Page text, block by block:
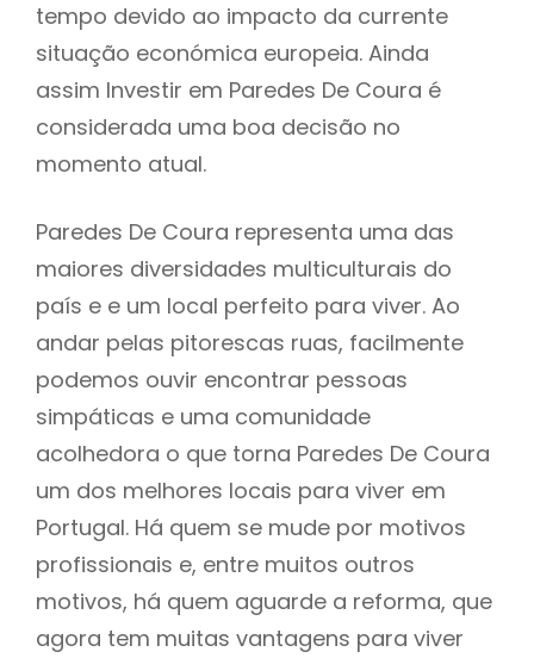
tempo devido ao impacto da currente
situação económica europeia. Ainda
assim Investir em Paredes De Coura é
considerada uma boa decisão no
momento atual.
Paredes De Coura representa uma das
maiores diversidades multiculturais do
país e e um local perfeito para viver. Ao
andar pelas pitorescas ruas, facilmente
podemos ouvir encontrar pessoas
simpáticas e uma comunidade
acolhedora o que torna Paredes De Coura
um dos melhores locais para viver em
Portugal. Há quem se mude por motivos
profissionais e, entre muitos outros
motivos, há quem aguarde a reforma, que
agora tem muitas vantagens para viver